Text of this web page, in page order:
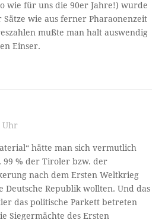
wie für uns die 90er Jahre!) wurde
Sätze wie aus ferner Pharaonenzeit
mußte man halt auswendig
Einser.
Uhr
hätte man sich vermutlich
99 % der Tiroler bzw. der
nach dem Ersten Weltkrieg
Deutsche Republik wollten. Und das
das politische Parkett betreten
Siegermächte des Ersten